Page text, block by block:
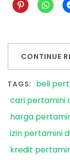
CONTINUE
TAGS: beli
cari pertamini
harga
izin pertamini
kredit